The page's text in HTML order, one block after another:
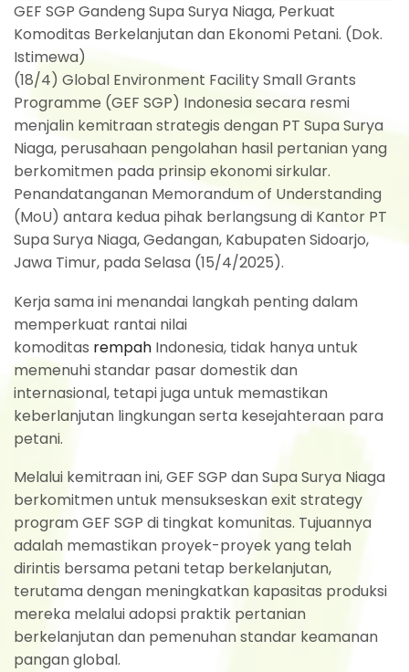
GEF SGP Gandeng Supa Surya Niaga, Perkuat
Komoditas Berkelanjutan dan Ekonomi Petani. (Dok.
Istimewa)
(18/4) Global Environment Facility Small Grants
Programme (GEF SGP) Indonesia secara resmi
menjalin kemitraan strategis dengan PT Supa Surya
Niaga, perusahaan pengolahan hasil pertanian yang
berkomitmen pada prinsip ekonomi sirkular.
Penandatanganan Memorandum of Understanding
(MoU) antara kedua pihak berlangsung di Kantor PT
Supa Surya Niaga, Gedangan, Kabupaten Sidoarjo,
Jawa Timur, pada Selasa (15/4/2025).
Kerja sama ini menandai langkah penting dalam
memperkuat rantai nilai
komoditas rempah Indonesia, tidak hanya untuk
memenuhi standar pasar domestik dan
internasional, tetapi juga untuk memastikan
keberlanjutan lingkungan serta kesejahteraan para
petani.
Melalui kemitraan ini, GEF SGP dan Supa Surya Niaga
berkomitmen untuk mensukseskan exit strategy
program GEF SGP di tingkat komunitas. Tujuannya
adalah memastikan proyek-proyek yang telah
dirintis bersama petani tetap berkelanjutan,
terutama dengan meningkatkan kapasitas produksi
mereka melalui adopsi praktik pertanian
berkelanjutan dan pemenuhan standar keamanan
pangan global.